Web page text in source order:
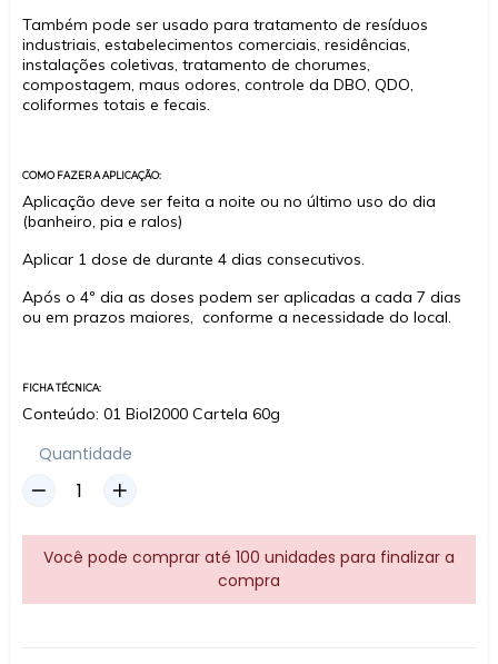
Também pode ser usado para tratamento de resíduos
industriais, estabelecimentos comerciais, residências,
instalações coletivas, tratamento de chorumes,
compostagem, maus odores, controle da DBO, QDO,
coliformes totais e fecais.
COMO FAZER A APLICAÇÃO:
Aplicação deve ser feita a noite ou no último uso do dia
(banheiro, pia e ralos)
Aplicar 1 dose de durante 4 dias consecutivos.
Após o 4º dia as doses podem ser aplicadas a cada 7 dias
ou em prazos maiores, conforme a necessidade do local.
FICHA TÉCNICA:
Conteúdo: 01 Biol2000 Cartela 60g
Quantidade
Você pode comprar até 100 unidades para finalizar a
compra